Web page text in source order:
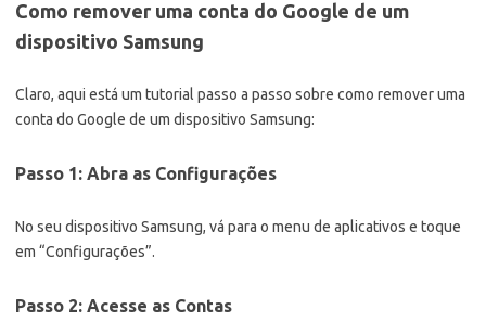
Como remover uma conta do Google de um
dispositivo Samsung
Claro, aqui está um tutorial passo a passo sobre como remover uma
conta do Google de um dispositivo Samsung:
Passo 1: Abra as Configurações
No seu dispositivo Samsung, vá para o menu de aplicativos e toque
em “Configurações”.
Passo 2: Acesse as Contas